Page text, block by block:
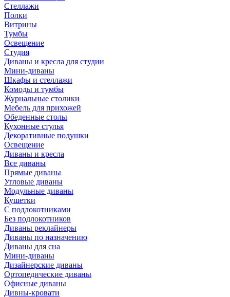
Стеллажи
Полки
Витрины
Тумбы
Освещение
Студия
Диваны и кресла для студии
Мини-диваны
Шкафы и стеллажи
Комоды и тумбы
Журнальные столики
Мебель для прихожей
Обеденные столы
Кухонные стулья
Декоративные подушки
Освещение
Диваны и кресла
Все диваны
Прямые диваны
Угловые диваны
Модульные диваны
Кушетки
С подлокотниками
Без подлокотников
Диваны реклайнеры
Диваны по назначению
Диваны для сна
Мини-диваны
Дизайнерские диваны
Ортопедические диваны
Офисные диваны
Дивны-кровати